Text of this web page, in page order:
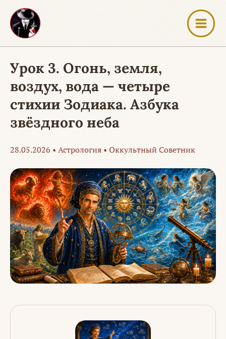
Перейти
содержимому
Урок 3. Огонь, земля,
воздух, вода — четыре
стихии Зодиака. Азбука
звёздного неба
28.05.2026 • Астрология • Оккультный Советник